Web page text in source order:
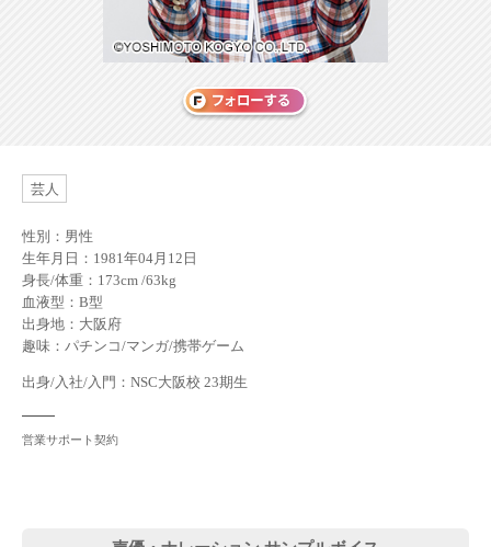
芸人
性別：男性
生年月日：1981年04月12日
身長/体重：173cm /63kg
血液型：B型
出身地：大阪府
趣味：パチンコ/マンガ/携帯ゲーム
出身/入社/入門：NSC大阪校 23期生
営業サポート契約